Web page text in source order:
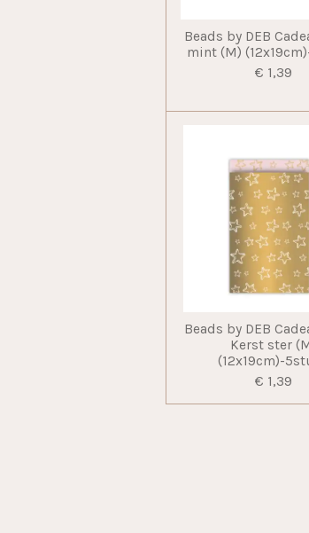
Beads by DEB
mint (M)
€ 1,39
Beads by DEB
Kerst ster
(12x19cm)-
€ 1,39